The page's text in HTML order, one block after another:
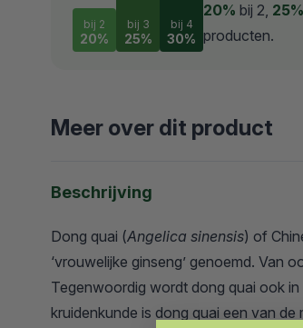
bij 2
20%
bij 3
25%
bij 4
30%
20% bij 2, 25%
producten.
30% korting bij 4
Meer over dit product
Beschrijving
Dong quai (Angelica sinensis) of
‘vrouwelijke ginseng’ genoemd. Van
Tegenwoordig wordt dong quai ook
kruidenkunde is dong quai een van